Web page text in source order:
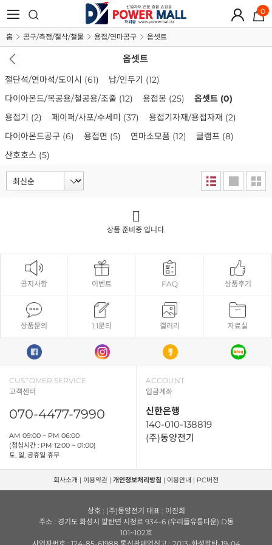
0
홈 공구/측정/절삭/철물 용접/연마공구 옵셋트
옵셋트
절단석/연마석/도이시 (61) 납/인두기 (12)
다이아몬드/목공용/철공용/조줄 (12) 용접봉 (25) 옵셋트 (0)
용접기 (2) 페이퍼/사포/수세미 (37) 용접기자재/용접자재 (2)
다이아몬드공구 (6) 용접면 (5) 연마소모품 (12) 클램프 (8)
산호호스 (5)
상품 준비중 입니다.
공지사항 이벤트 FAQ 상품후기
상품문의 1:1문의 갤러리 자료실
CUSTOMER SERVICE
고객센터
070-4477-7990
AM 09:00 ~ PM 06:00
(점심시간 : PM 12:00 ~ 01:00)
토, 일, 공휴일 휴무
ACCOUNT
입금계좌
신한은행
140-010-138819
(주)동양전기
회사소개 | 이용약관 | 개인정보처리방침 | 이용안내 | PC버전
상호 : (주)동양전기 대표 : 이진희
주소 : 경기도 화성시 팔탄면 시청로 934-6 (우리들유통타운) D동
101~102호